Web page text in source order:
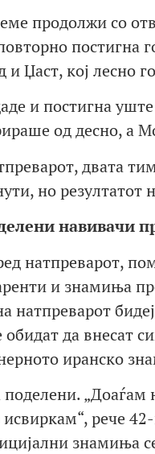
продолжи со
постигна
Џаст, кој лесно
и постигна
од десно, а
двата
но резултатот
навивачи
натпреварот,
и знамиња
натпреварот
обидат да внесат
иранско
рече
знамиња